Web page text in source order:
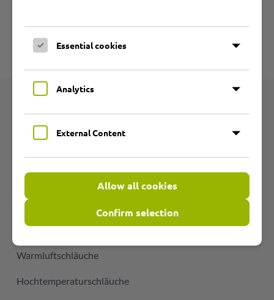
Weitere Informationen
Produktgruppen
PU-Schläuche
PVC-Schläuche
Heißluftschläuche
Warmluftschläuche
Hochtemperaturschläuche
Essential cookies
Analytics
External Content
Allow all cookies
Confirm selection